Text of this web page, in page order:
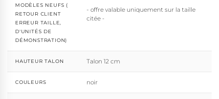
MODÈLES NEUFS (
RETOUR CLIENT
ERREUR TAILLE,
D'UNITÉS DE
DÉMONSTRATION)
- offre valable uniquement sur la taille
citée -
HAUTEUR TALON Talon 12 cm
COULEURS noir